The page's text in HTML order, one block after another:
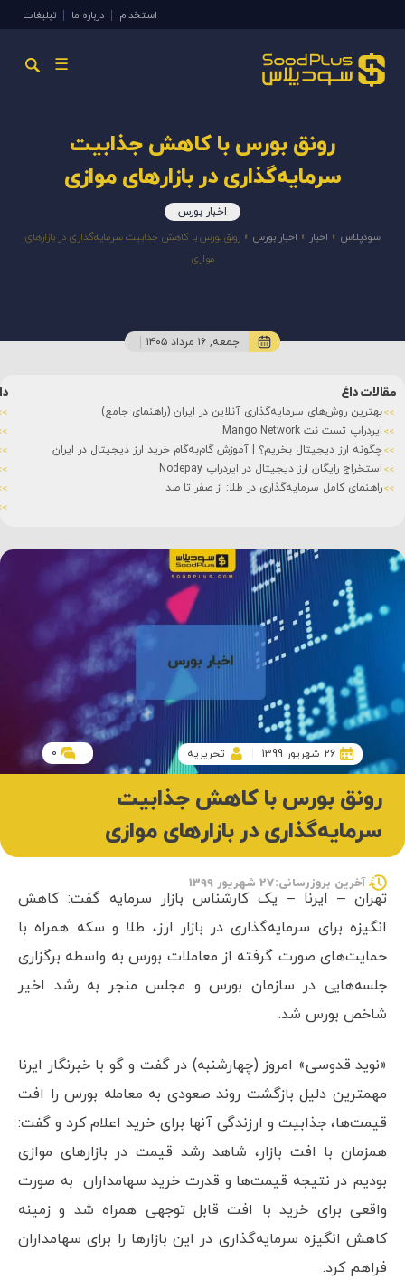
استخدام درباره ما تبلیغات
☰
رونق بورس با کاهش جذابیت
سرمایه‌گذاری در بازارهای موازی
اخبار بورس
سودپلاس » اخبار » اخبار بورس » رونق بورس با کاهش جذابیت سرمایه‌گذاری در بازارهای
موازی
جمعه, ۱۶ مرداد ۱۴۰۵
مقالات داغ
بهترین روش‌های سرمایه‌گذاری آنلاین در ایران (راهنمای جامع)
ایردراپ تست نت Mango Network
چگونه ارز دیجیتال بخریم؟ | آموزش گام‌به‌گام خرید ارز دیجیتال در ایران
استخراج رایگان ارز دیجیتال در ایردراپ Nodepay
راهنمای کامل سرمایه‌گذاری در طلا: از صفر تا صد
رونق بورس با کاهش جذابیت
سرمایه‌گذاری در بازارهای موازی
26 شهریور 1399 تحریریه 0
آخرین بروزرسانی:27 شهریور 1399
تهران – ایرنا – یک کارشناس بازار سرمایه گفت: کاهش
انگیزه برای سرمایه‌گذاری در بازار ارز، طلا و سکه همراه با
حمایت‌های صورت گرفته از معاملات بورس به واسطه برگزاری
جلسه‌هایی در سازمان بورس و مجلس منجر به رشد اخیر
شاخص بورس شد.
«نوید قدوسی» امروز (چهارشنبه) در گفت و گو با خبرنگار ایرنا
مهمترین دلیل بازگشت روند صعودی به معامله بورس را افت
قیمت‌ها، جذابیت و ارزندگی آنها برای خرید اعلام کرد و گفت:
همزمان با افت بازار، شاهد رشد قیمت در بازارهای موازی
بودیم در نتیجه قیمت‌ها و قدرت خرید سهامداران به صورت
واقعی برای خرید با افت قابل توجهی همراه شد و زمینه
کاهش انگیزه سرمایه‌گذاری در این بازارها را برای سهامداران
فراهم کرد.